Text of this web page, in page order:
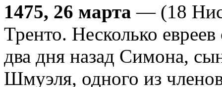
1475, 26 марта — (18
Тренто. Несколько
два дня назад Симона,
Шмуэля, одного из